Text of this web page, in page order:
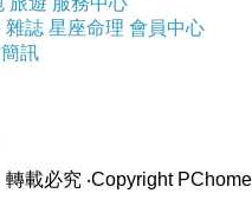
八
雜誌 星座命理 會員中心
訊
轉載必究 ‧Copyright PChome